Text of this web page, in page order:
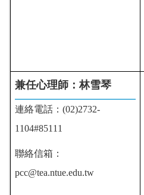
兼任心理師：林雪琴
連絡電話：(02)2732-
1104#85111
聯絡信箱：
pcc@tea.ntue.edu.tw